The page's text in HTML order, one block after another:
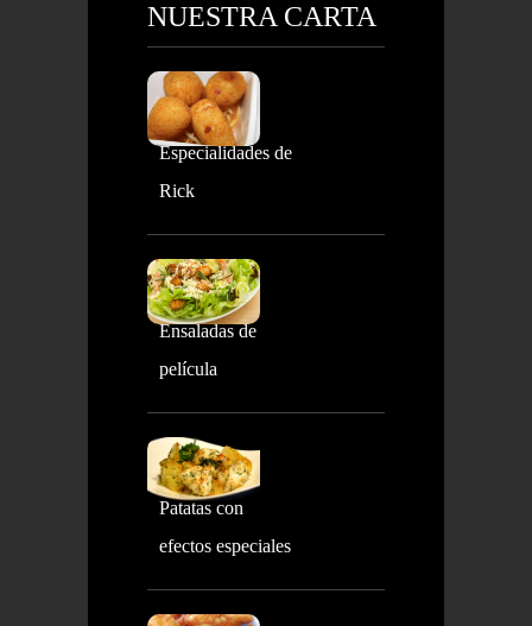
NUESTRA CARTA
Especialidades de
Rick
Ensaladas de
película
Patatas con
efectos especiales